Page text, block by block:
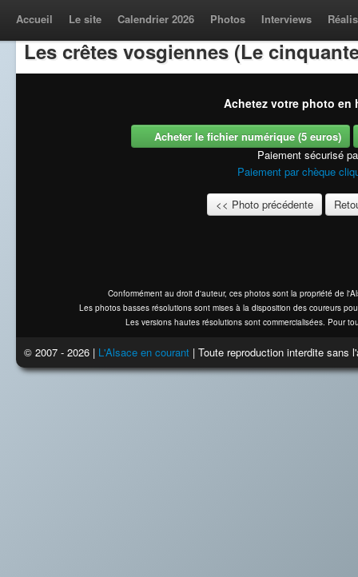
Accueil Le site Calendrier 2026 Photos Interviews
Les crêtes vosgiennes (Le
Achetez votre photo en
Acheter le fichier numérique (5 euros)
Paiement sécurisé
Paiement par chèque
<< Photo précédente
Conformément au droit d'auteur, ces photos sont la propriété de
Les photos basses résolutions sont mises à la disposition des coureurs
Les versions hautes résolutions sont commercialisées. Pour
© 2007 - 2026 | L'Alsace en courant | Toute reproduction interdite sans